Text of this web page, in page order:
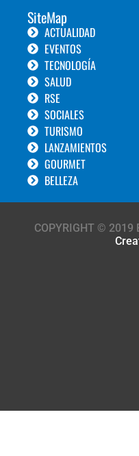
SiteMap
ACTUALIDAD
EVENTOS
TECNOLOGÍA
SALUD
RSE
SOCIALES
TURISMO
LANZAMIENTOS
GOURMET
BELLEZA
COPYRIGHT © 2019